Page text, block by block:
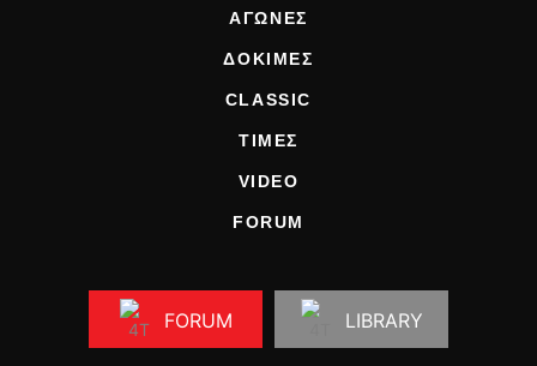
ΑΓΩΝΕΣ
ΔΟΚΙΜΕΣ
CLASSIC
ΤΙΜΕΣ
VIDEO
FORUM
FORUM LIBRARY